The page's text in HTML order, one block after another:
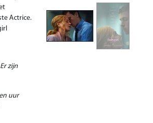
Actrice.
zijn
uur